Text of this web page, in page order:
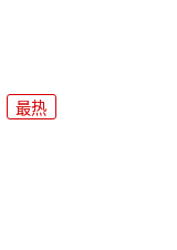
最热